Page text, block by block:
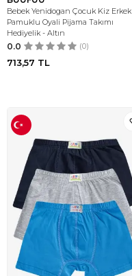
Bebek Yenidogan Çocuk Kiz Erkek
Pamuklu Oyali Pijama Takımı
Hediyelik - Altın
0.0 (0)
713,57 TL